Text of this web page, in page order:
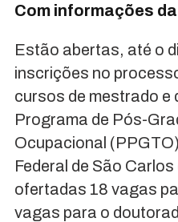
Com informações
Estão abertas, até o
inscrições no
cursos de mestrado e
Programa de Pós-
Ocupacional
Federal de São
ofertadas 18 vagas
vagas para o